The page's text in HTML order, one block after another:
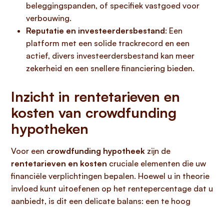
beleggingspanden, of specifiek vastgoed voor
verbouwing.
Reputatie en investeerdersbestand: Een
platform met een solide trackrecord en een
actief, divers investeerdersbestand kan meer
zekerheid en een snellere financiering bieden.
Inzicht in rentetarieven en
kosten van crowdfunding
hypotheken
Voor een crowdfunding hypotheek zijn de
rentetarieven en kosten cruciale elementen die uw
financiële verplichtingen bepalen. Hoewel u in theorie
invloed kunt uitoefenen op het rentepercentage dat u
aanbiedt, is dit een delicate balans: een te hoog